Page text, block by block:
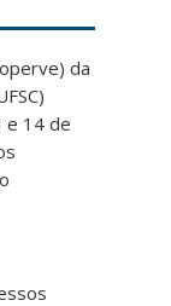
da
e 14 de